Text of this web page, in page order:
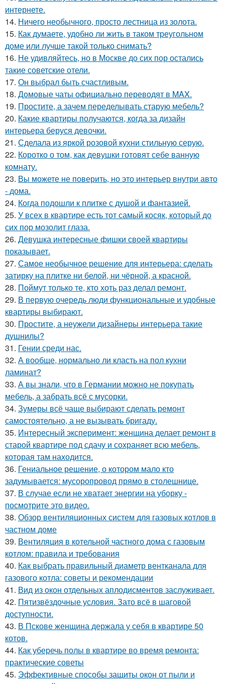
интернете.
14. Ничего необычного, просто лестница из золота.
15. Как думаете, удобно ли жить в таком треугольном
доме или лучше такой только снимать?
16. Не удивляйтесь, но в Москве до сих пор остались
такие советские отели.
17. Он выбрал быть счастливым.
18. Домовые чаты официально переводят в MAX.
19. Простите, а зачем переделывать старую мебель?
20. Какие квартиры получаются, когда за дизайн
интерьера беруся девочки.
21. Сделала из яркой розовой кухни стильную серую.
22. Коротко о том, как девушки готовят себе ванную
комнату.
23. Вы можете не поверить, но это интерьер внутри авто
- дома.
24. Когда подошли к плитке с душой и фантазией.
25. У всех в квартире есть тот самый косяк, который до
сих пор мозолит глаза.
26. Девушка интересные фишки своей квартиры
показывает.
27. Самое необычное решение для интерьера: сделать
затирку на плитке ни белой, ни чёрной, а красной.
28. Поймут только те, кто хоть раз делал ремонт.
29. В первую очередь люди функциональные и удобные
квартиры выбирают.
30. Простите, а неужели дизайнеры интерьера такие
душнилы?
31. Гении среди нас.
32. А вообще, нормально ли класть на пол кухни
ламинат?
33. А вы знали, что в Германии можно не покупать
мебель, а забрать всё с мусорки.
34. Зумеры всё чаще выбирают сделать ремонт
самостоятельно, а не вызывать бригаду.
35. Интересный эксперимент: женщина делает ремонт в
старой квартире под сдачу и сохраняет всю мебель,
которая там находится.
36. Гениальное решение, о котором мало кто
задумывается: мусоропровод прямо в столешнице.
37. В случае если не хватает энергии на уборку -
посмотрите это видео.
38. Обзор вентиляционных систем для газовых котлов в
частном доме
39. Вентиляция в котельной частного дома с газовым
котлом: правила и требования
40. Как выбрать правильный диаметр вентканала для
газового котла: советы и рекомендации
41. Вид из окон отдельных аплодисментов заслуживает.
42. Пятизвёздочные условия. Зато всё в шаговой
доступности.
43. В Пскове женщина держала у себя в квартире 50
котов.
44. Как уберечь полы в квартире во время ремонта:
практические советы
45. Эффективные способы защиты окон от пыли и